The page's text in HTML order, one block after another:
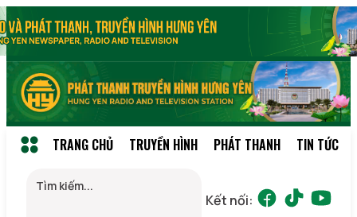
TRANG CHỦ TRUYỀN HÌNH PHÁT THANH TIN TỨC
Kết nối: